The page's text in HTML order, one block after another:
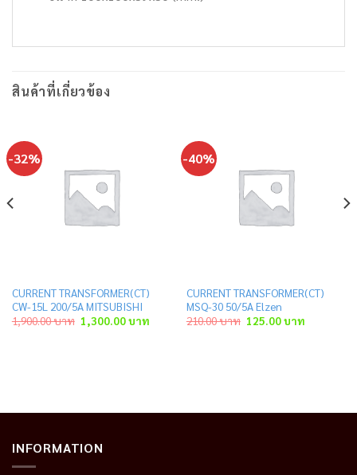
สินค้าที่เกี่ยวข้อง
-32%
CURRENT TRANSFORMER(CT)
CW-15L 200/5A MITSUBISHI
1,900.00บาท Original
price
1,300.00บาทCurrent
price
-40%
CURRENT TRANSFORMER(CT)
MSQ-30 50/5A Elzen
210.00บาท Original
price
125.00บาทCurrent
price
INFORMATION